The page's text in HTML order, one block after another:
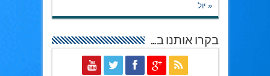
« יול
בקרו אותנו ב…